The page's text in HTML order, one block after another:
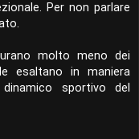
Per non parlare
molto meno dei
esaltano in maniera
sportivo del